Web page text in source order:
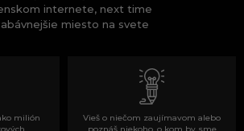
internete, next time
miesto na svete
milión
Vieš o niečom zaujímavom alebo